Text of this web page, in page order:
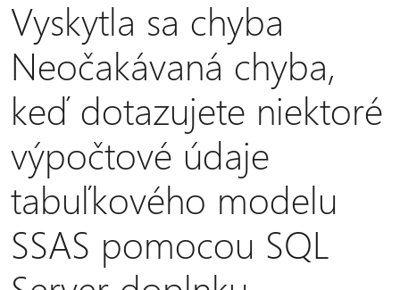
Vyskytla sa chyba
Neočakávaná chyba,
keď dotazujete niektoré
výpočtové údaje
tabuľkového modelu
SSAS pomocou SQL